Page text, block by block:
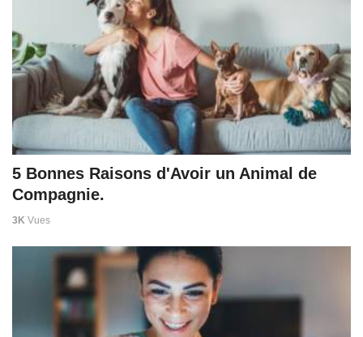
5 Bonnes Raisons d'Avoir un Animal de
Compagnie.
3K Vues